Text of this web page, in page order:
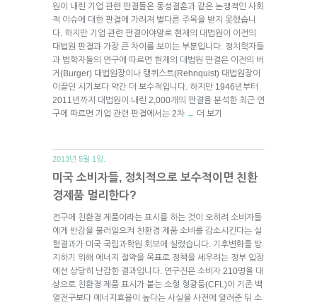
원이 내린 기업 관련 판결들은 동성결혼과 같은 논쟁적인 사회
적 이슈에 대한 판결에 가려져 별다른 주목을 받지 못했습니
다. 하지만 기업 관련 판결이야말로 현재의 대법원이 이전의
대법원 판결과 가장 큰 차이를 보이는 부분입니다. 정치학자들
과 법학자들의 연구에 따르면 현재의 대법원 판결은 이전의 버
거(Burger) 대법원장이나 랭퀴스트(Rehnquist) 대법원장이
이끌던 시기보다 약간 더 보수적입니다. 하지만 1946년부터
2011년까지 대법원이 내린 2,000개의 판결을 분석한 최근 연
구에 따르면 기업 관련 판결에서는 2차 → 더 보기
2013년 5월 1일.
미국 소비자들, 정치적으로 보수적이면 친환
경제품 멀리한다?
전구에 친환경 제품이라는 표시를 하는 것이 오히려 소비자들
에게 반감을 불러일으켜 친환경 제품 소비를 감소시킨다는 실
험결과가 미국 국립과학원 회보에 실렸습니다. 기후변화를 방
지하기 위해 에너지 절약을 목표로 정책을 세우려는 정부 입장
에선 상당히 난감한 결과입니다. 연구진은 소비자 210명을 대
상으로 친환경 제품 표시가 붙는 소형 형광등(CFL)이 기존 백
열전구보다 에너지효율이 높다는 사실을 사전에 알려준 뒤 소